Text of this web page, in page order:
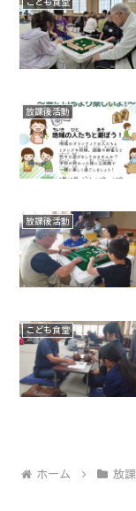
こども食堂
放課後活動
放課後活動
こども食堂
ホーム 放